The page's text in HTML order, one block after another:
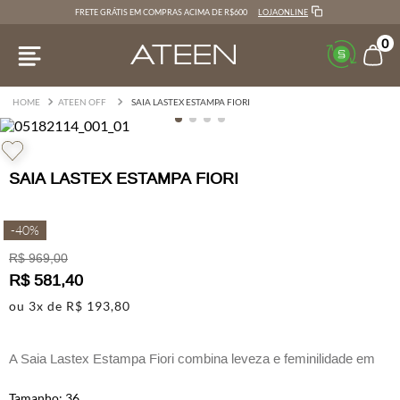
FRETE GRÁTIS EM COMPRAS ACIMA DE R$600 LOJAONLINE
0
ATEEN OFF SAIA LASTEX ESTAMPA FIORI
SAIA LASTEX ESTAMPA FIORI
-40%
R$ 969,00
R$ 581,40
ou 3x de R$ 193,80
A Saia Lastex Estampa Fiori combina leveza e feminilidade em